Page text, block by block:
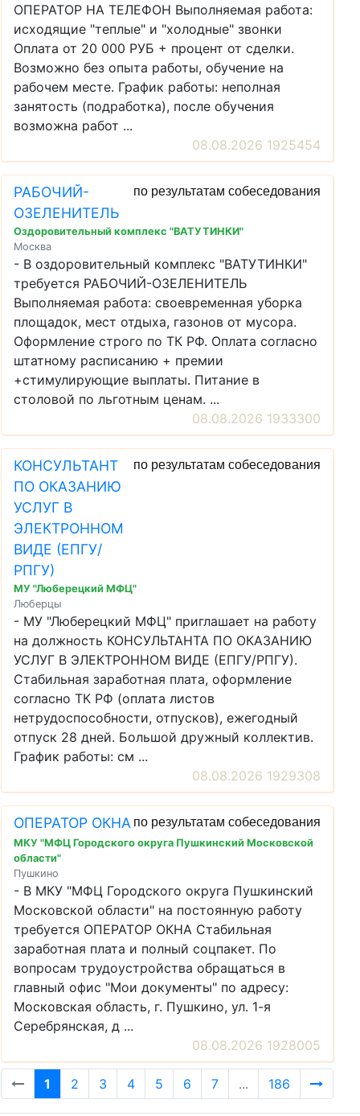
ОПЕРАТОР НА ТЕЛЕФОН Выполняемая работа:
исходящие "теплые" и "холодные" звонки
Оплата от 20 000 РУБ + процент от сделки.
Возможно без опыта работы, обучение на
рабочем месте. График работы: неполная
занятость (подработка), после обучения
возможна работ ...
08.08.2026 1925454
РАБОЧИЙ-
ОЗЕЛЕНИТЕЛЬ
по результатам собеседования
Оздоровительный комплекс "ВАТУТИНКИ"
Москва
- В оздоровительный комплекс "ВАТУТИНКИ"
требуется РАБОЧИЙ-ОЗЕЛЕНИТЕЛЬ
Выполняемая работа: своевременная уборка
площадок, мест отдыха, газонов от мусора.
Оформление строго по ТК РФ. Оплата согласно
штатному расписанию + премии
+стимулирующие выплаты. Питание в
столовой по льготным ценам. ...
08.08.2026 1933300
КОНСУЛЬТАНТ
ПО ОКАЗАНИЮ
УСЛУГ В
ЭЛЕКТРОННОМ
ВИДЕ (ЕПГУ/
РПГУ)
по результатам собеседования
МУ "Люберецкий МФЦ"
Люберцы
- МУ "Люберецкий МФЦ" приглашает на работу
на должность КОНСУЛЬТАНТА ПО ОКАЗАНИЮ
УСЛУГ В ЭЛЕКТРОННОМ ВИДЕ (ЕПГУ/РПГУ).
Стабильная заработная плата, оформление
согласно ТК РФ (оплата листов
нетрудоспособности, отпусков), ежегодный
отпуск 28 дней. Большой дружный коллектив.
График работы: см ...
08.08.2026 1929308
ОПЕРАТОР ОКНА по результатам собеседования
МКУ "МФЦ Городского округа Пушкинский Московской
области"
Пушкино
- В МКУ "МФЦ Городского округа Пушкинский
Московской области" на постоянную работу
требуется ОПЕРАТОР ОКНА Стабильная
заработная плата и полный соцпакет. По
вопросам трудоустройства обращаться в
главный офис "Мои документы" по адресу:
Московская область, г. Пушкино, ул. 1-я
Серебрянская, д ...
08.08.2026 1928005
1 2 3 4 5 6 7 ... 186